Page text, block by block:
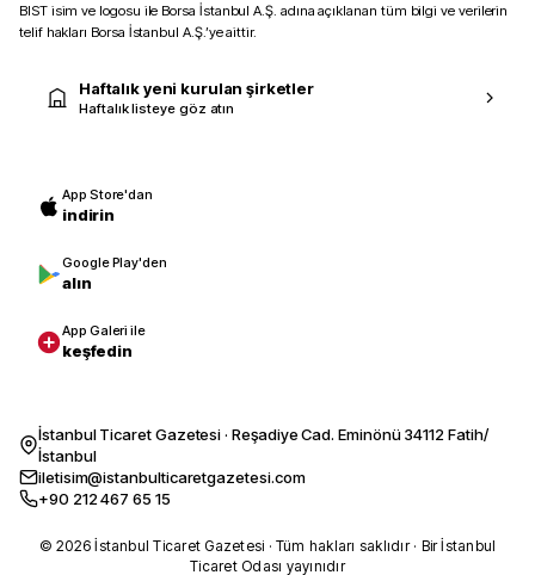
BIST isim ve logosu ile Borsa İstanbul A.Ş. adına açıklanan tüm bilgi ve verilerin
telif hakları Borsa İstanbul A.Ş.’ye aittir.
Haftalık yeni kurulan şirketler
Haftalık listeye göz atın
App Store'dan
indirin
Google Play'den
alın
App Galeri ile
keşfedin
İstanbul Ticaret Gazetesi · Reşadiye Cad. Eminönü 34112 Fatih/
İstanbul
iletisim@istanbulticaretgazetesi.com
+90 212 467 65 15
© 2026 İstanbul Ticaret Gazetesi · Tüm hakları saklıdır · Bir İstanbul
Ticaret Odası yayınıdır